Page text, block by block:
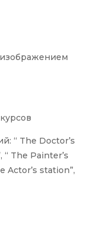
“ The Doctor’s
“ The Painter’s
Actor’s station”,